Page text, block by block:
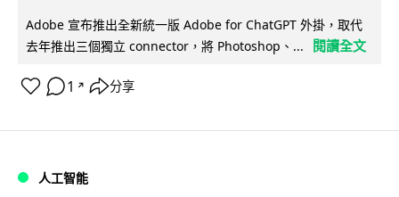
Adobe 宣布推出全新統一版 Adobe for ChatGPT 外掛，取代
去年推出三個獨立 connector，將 Photoshop、...
閱讀全文
1 ↗ 分享
人工智能